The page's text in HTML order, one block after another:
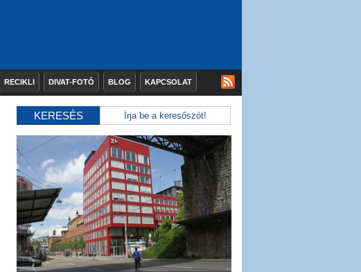
RECIKLI DIVAT-FOTÓ BLOG KAPCSOLAT
KERESÉS